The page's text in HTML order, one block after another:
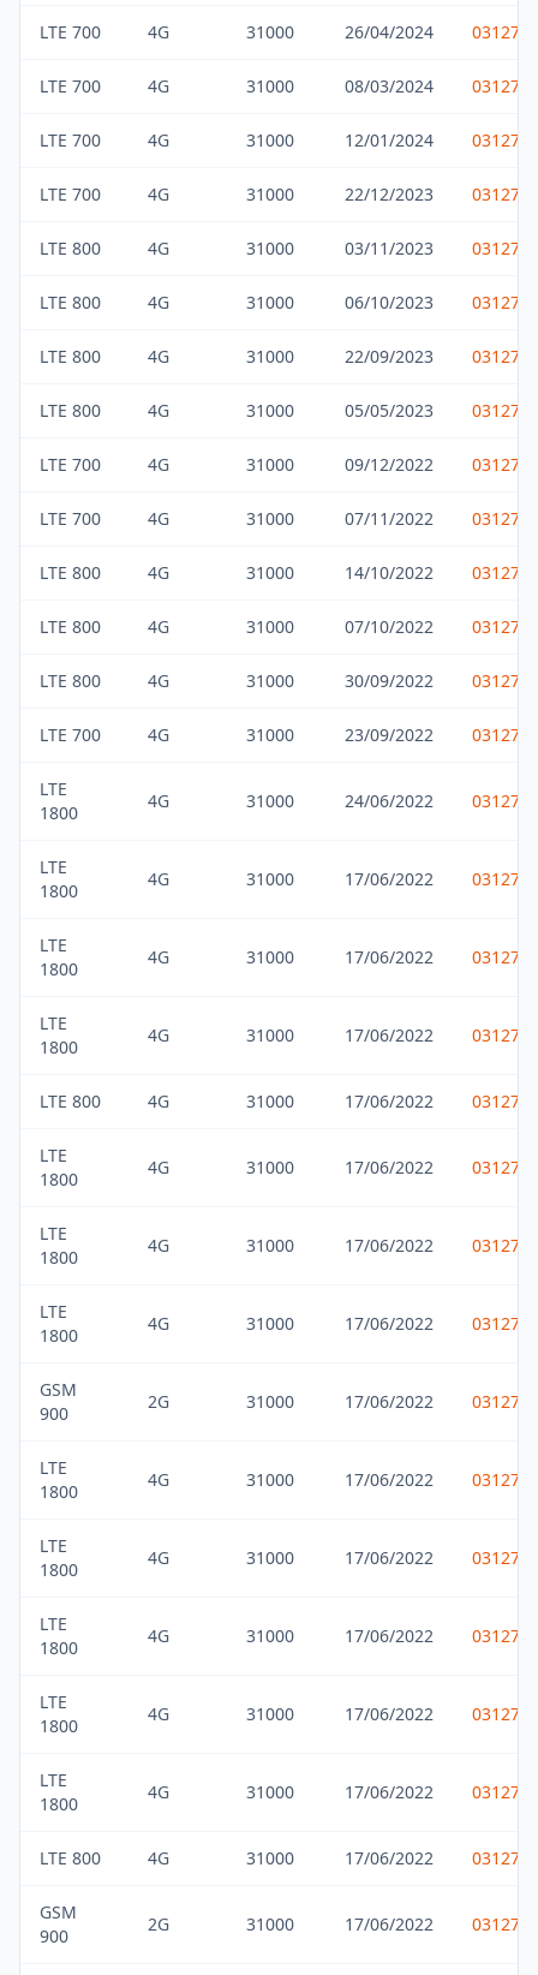
LTE 700 4G 31000 26/04/2024
LTE 700 4G 31000 08/03/2024
LTE 700 4G 31000 12/01/2024
LTE 700 4G 31000 22/12/2023
LTE 800 4G 31000 03/11/2023
LTE 800 4G 31000 06/10/2023
LTE 800 4G 31000 22/09/2023
LTE 800 4G 31000 05/05/2023
LTE 700 4G 31000 09/12/2022
LTE 700 4G 31000 07/11/2022
LTE 800 4G 31000 14/10/2022
LTE 800 4G 31000 07/10/2022
LTE 800 4G 31000 30/09/2022
LTE 700 4G 31000 23/09/2022
LTE
1800
4G 31000 24/06/2022
LTE
1800
4G 31000 17/06/2022
LTE
1800
4G 31000 17/06/2022
LTE
1800
4G 31000 17/06/2022
LTE 800 4G 31000 17/06/2022
LTE
1800
4G 31000 17/06/2022
LTE
1800
4G 31000 17/06/2022
LTE
1800
4G 31000 17/06/2022
GSM
900
2G 31000 17/06/2022
LTE
1800
4G 31000 17/06/2022
LTE
1800
4G 31000 17/06/2022
LTE
1800
4G 31000 17/06/2022
LTE
1800
4G 31000 17/06/2022
LTE
1800
4G 31000 17/06/2022
LTE 800 4G 31000 17/06/2022
GSM
900
2G 31000 17/06/2022